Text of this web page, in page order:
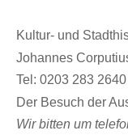
Kultur- und
Johannes
Tel: 0203 283
Der Besuch der
Wir bitten um